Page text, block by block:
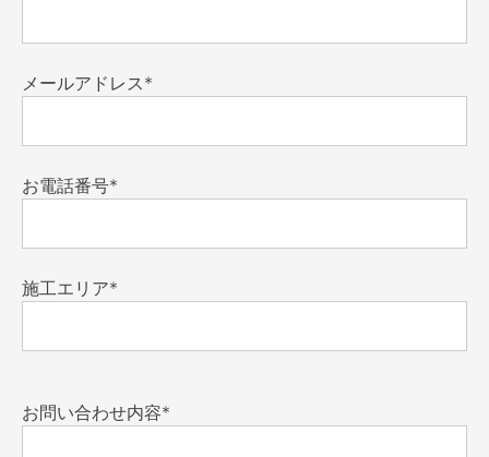
メールアドレス*
お電話番号*
施工エリア*
お問い合わせ内容*